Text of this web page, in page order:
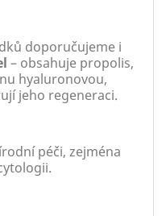
doporučujeme i
– obsahuje propolis,
hyaluronovou,
jeho regeneraci.
péči, zejména